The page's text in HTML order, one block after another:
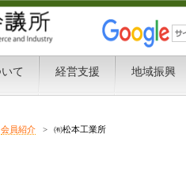
会員紹介 > ㈲松本工業所